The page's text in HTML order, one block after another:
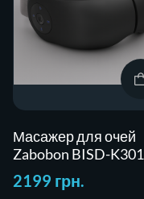
Масажер для очей
Zabobon BISD-K301
2199 грн.